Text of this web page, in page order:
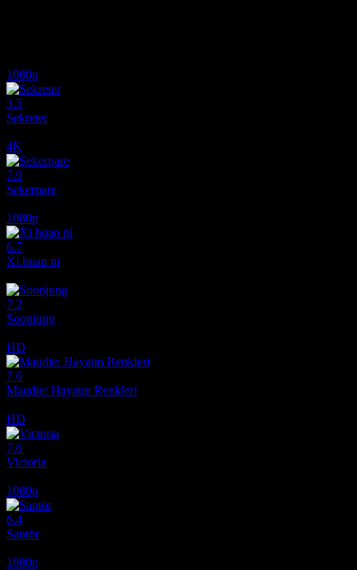
1080p
3.5
Sekreter
4K
7.9
Şekerpare
1080p
6.7
Xi huan ni
7.2
Soonjung
HD
7.6
Maudie: Hayatın Renkleri
HD
7.6
Victoria
1080p
6.4
Santör
1080p